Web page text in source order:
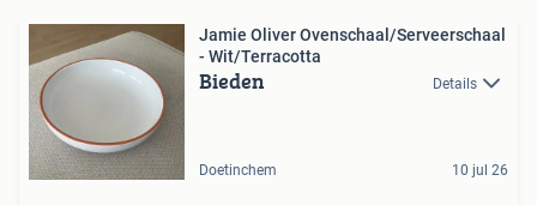
Jamie Oliver Ovenschaal/Serveerschaal
- Wit/Terracotta
Bieden Details
Doetinchem 10 jul 26